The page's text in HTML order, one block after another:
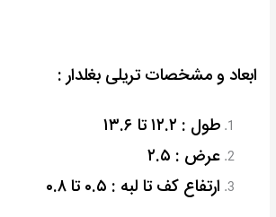
ابعاد و مشخصات تریلی بغلدار :
طول : ۱۲.۲ تا ۱۳.۶
عرض : ۲.۵
ارتفاع کف تا لبه : ۰.۵ تا ۰.۸